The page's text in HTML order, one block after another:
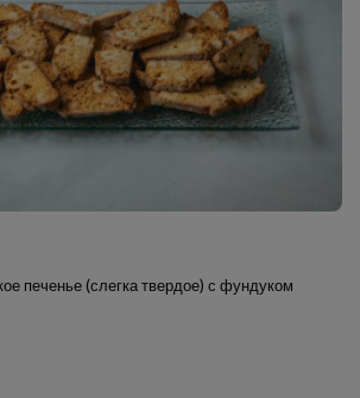
печенье (слегка твердое) с фундуком